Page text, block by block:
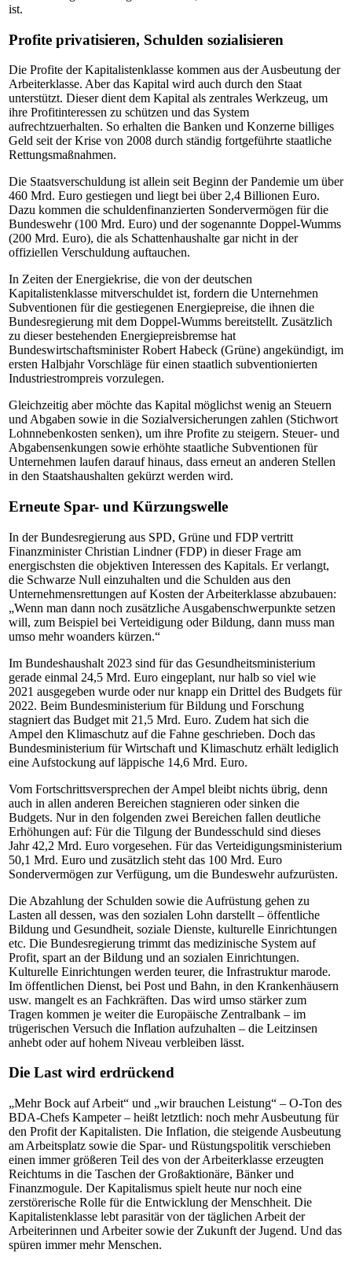
ist.
Profite privatisieren, Schulden sozialisieren
Die Profite der Kapitalistenklasse kommen aus der Ausbeutung der
Arbeiterklasse. Aber das Kapital wird auch durch den Staat
unterstützt. Dieser dient dem Kapital als zentrales Werkzeug, um
ihre Profitinteressen zu schützen und das System
aufrechtzuerhalten. So erhalten die Banken und Konzerne billiges
Geld seit der Krise von 2008 durch ständig fortgeführte staatliche
Rettungsmaßnahmen.
Die Staatsverschuldung ist allein seit Beginn der Pandemie um über
460 Mrd. Euro gestiegen und liegt bei über 2,4 Billionen Euro.
Dazu kommen die schuldenfinanzierten Sondervermögen für die
Bundeswehr (100 Mrd. Euro) und der sogenannte Doppel-Wumms
(200 Mrd. Euro), die als Schattenhaushalte gar nicht in der
offiziellen Verschuldung auftauchen.
In Zeiten der Energiekrise, die von der deutschen
Kapitalistenklasse mitverschuldet ist, fordern die Unternehmen
Subventionen für die gestiegenen Energiepreise, die ihnen die
Bundesregierung mit dem Doppel-Wumms bereitstellt. Zusätzlich
zu dieser bestehenden Energiepreisbremse hat
Bundeswirtschaftsminister Robert Habeck (Grüne) angekündigt, im
ersten Halbjahr Vorschläge für einen staatlich subventionierten
Industriestrompreis vorzulegen.
Gleichzeitig aber möchte das Kapital möglichst wenig an Steuern
und Abgaben sowie in die Sozialversicherungen zahlen (Stichwort
Lohnnebenkosten senken), um ihre Profite zu steigern. Steuer- und
Abgabensenkungen sowie erhöhte staatliche Subventionen für
Unternehmen laufen darauf hinaus, dass erneut an anderen Stellen
in den Staatshaushalten gekürzt werden wird.
Erneute Spar- und Kürzungswelle
In der Bundesregierung aus SPD, Grüne und FDP vertritt
Finanzminister Christian Lindner (FDP) in dieser Frage am
energischsten die objektiven Interessen des Kapitals. Er verlangt,
die Schwarze Null einzuhalten und die Schulden aus den
Unternehmensrettungen auf Kosten der Arbeiterklasse abzubauen:
„Wenn man dann noch zusätzliche Ausgabenschwerpunkte setzen
will, zum Beispiel bei Verteidigung oder Bildung, dann muss man
umso mehr woanders kürzen.“
Im Bundeshaushalt 2023 sind für das Gesundheitsministerium
gerade einmal 24,5 Mrd. Euro eingeplant, nur halb so viel wie
2021 ausgegeben wurde oder nur knapp ein Drittel des Budgets für
2022. Beim Bundesministerium für Bildung und Forschung
stagniert das Budget mit 21,5 Mrd. Euro. Zudem hat sich die
Ampel den Klimaschutz auf die Fahne geschrieben. Doch das
Bundesministerium für Wirtschaft und Klimaschutz erhält lediglich
eine Aufstockung auf läppische 14,6 Mrd. Euro.
Vom Fortschrittsversprechen der Ampel bleibt nichts übrig, denn
auch in allen anderen Bereichen stagnieren oder sinken die
Budgets. Nur in den folgenden zwei Bereichen fallen deutliche
Erhöhungen auf: Für die Tilgung der Bundesschuld sind dieses
Jahr 42,2 Mrd. Euro vorgesehen. Für das Verteidigungsministerium
50,1 Mrd. Euro und zusätzlich steht das 100 Mrd. Euro
Sondervermögen zur Verfügung, um die Bundeswehr aufzurüsten.
Die Abzahlung der Schulden sowie die Aufrüstung gehen zu
Lasten all dessen, was den sozialen Lohn darstellt – öffentliche
Bildung und Gesundheit, soziale Dienste, kulturelle Einrichtungen
etc. Die Bundesregierung trimmt das medizinische System auf
Profit, spart an der Bildung und an sozialen Einrichtungen.
Kulturelle Einrichtungen werden teurer, die Infrastruktur marode.
Im öffentlichen Dienst, bei Post und Bahn, in den Krankenhäusern
usw. mangelt es an Fachkräften. Das wird umso stärker zum
Tragen kommen je weiter die Europäische Zentralbank – im
trügerischen Versuch die Inflation aufzuhalten – die Leitzinsen
anhebt oder auf hohem Niveau verbleiben lässt.
Die Last wird erdrückend
„Mehr Bock auf Arbeit“ und „wir brauchen Leistung“ – O-Ton des
BDA-Chefs Kampeter – heißt letztlich: noch mehr Ausbeutung für
den Profit der Kapitalisten. Die Inflation, die steigende Ausbeutung
am Arbeitsplatz sowie die Spar- und Rüstungspolitik verschieben
einen immer größeren Teil des von der Arbeiterklasse erzeugten
Reichtums in die Taschen der Großaktionäre, Bänker und
Finanzmogule. Der Kapitalismus spielt heute nur noch eine
zerstörerische Rolle für die Entwicklung der Menschheit. Die
Kapitalistenklasse lebt parasitär von der täglichen Arbeit der
Arbeiterinnen und Arbeiter sowie der Zukunft der Jugend. Und das
spüren immer mehr Menschen.